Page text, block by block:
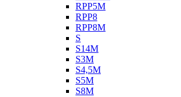
RPP5M
RPP8
RPP8M
S
S14M
S3M
S4,5M
S5M
S8M